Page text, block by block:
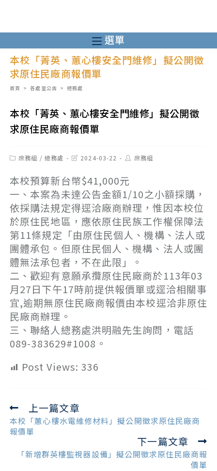
至
主
選單
本校「菁英、蕙心樓安全門維修」擬公開徵
求原住民廠商報價單
首頁 > 各處室公告 > 總務處
本校「菁英、蕙心樓安全門維修」擬公開徵
求原住民廠商報價單
Post庶務組 / 總務處
Post2024-03-22
Post庶務組
本校預算新台幣$41,000元
一、本案為未達公告金額1/10之小額採購，
依採購法規定得逕洽廠商辦理，惟因本校位
於原住民地區，應依原住民族工作權保障法
第11條規定「由原住民個人、機構、法人或
團體承包。但原住民個人、機構、法人或團
體無法承包者，不在此限」。
二、歡迎有意願承攬原住民廠商於113年03
月27日下午17時前提供報價單或逕洽相關事
宜,逾期無原住民廠商報價由本校逕洽非原住
民廠商辦理。
三、聯絡人總務處洪明融先生詢問，電話
089-383629#1008。
Post Views: 336
Read
more
articles
上一篇文章
本校「蕙心樓水電維修材料」擬公開徵求原住民廠商
報價單
下一篇文章
「新增群英樓監視器設備」擬公開徵求原住民廠商報
價單